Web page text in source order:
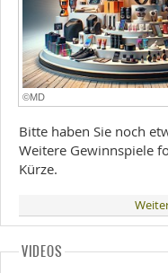
©MD
Bitte haben Sie noch
Weitere Gewinnspiele
Kürze.
VIDEOS